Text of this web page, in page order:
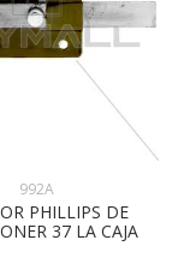
992A
PHILLIPS DE
37 LA CAJA